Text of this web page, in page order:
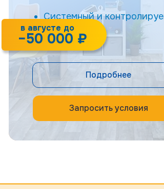
Системный и
бизнес
Запросить условия
Подробнее
−50 000 ₽
в августе до